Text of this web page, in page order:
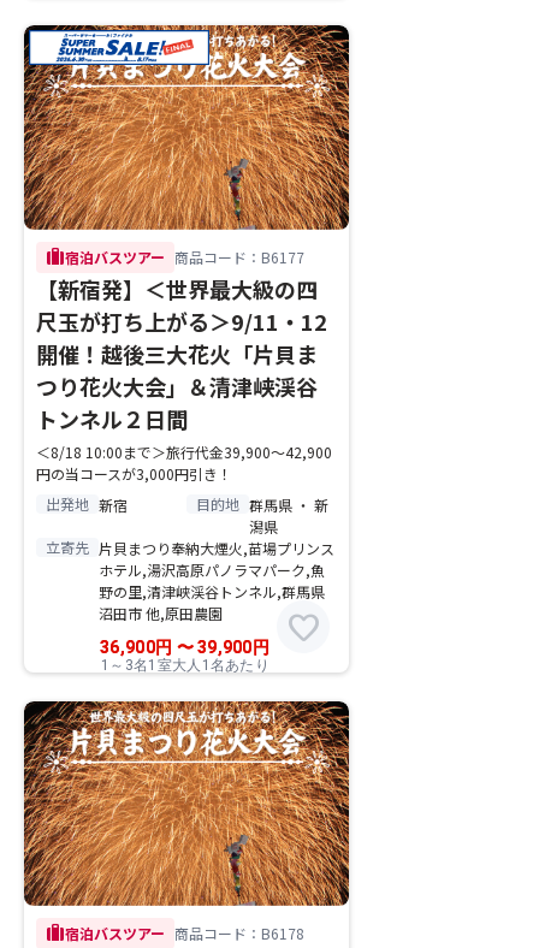
trip宿泊バスツアー 商品コード：B6177
【新宿発】＜世界最大級の四
尺玉が打ち上がる＞9/11・12
開催！越後三大花火「片貝ま
つり花火大会」＆清津峡渓谷
トンネル２日間
＜8/18 10:00まで＞旅行代金39,900～42,900
円の当コースが3,000円引き！
出発地 新宿 目的地 群馬県 ・ 新
潟県
立寄先 片貝まつり奉納大煙火,苗場プリンス
ホテル,湯沢高原パノラマパーク,魚
野の里,清津峡渓谷トンネル,群馬県
沼田市 他,原田農園
36,900円 〜39,900 円
1～3名1室大人1名あたり
favorite
trip宿泊バスツアー 商品コード：B6178